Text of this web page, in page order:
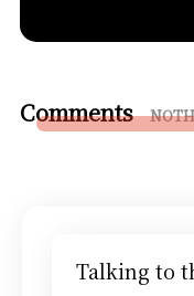
Comments
Talking to